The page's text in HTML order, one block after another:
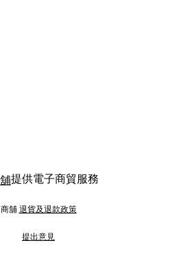
提供電子商貿服務
商舖 退貨及退款政策
提出意見